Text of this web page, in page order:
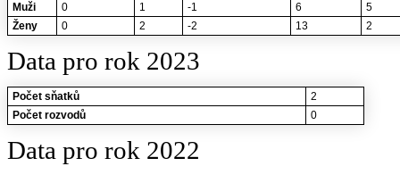
Muži
0 1 -1 6
5
Ženy
0 2 -2 13 2
Data pro rok 2023
Počet sňatků
2
Počet rozvodů
0
Data pro rok 2022